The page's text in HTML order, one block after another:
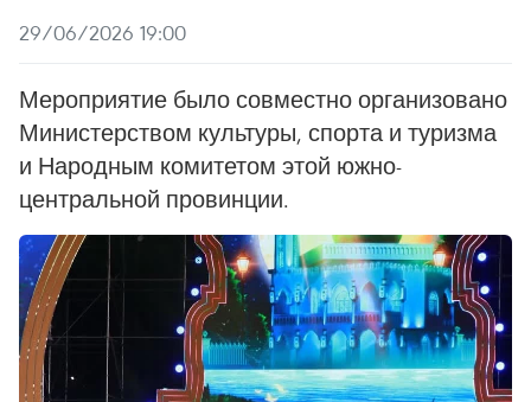
29/06/2026 19:00
Мероприятие было совместно организовано
Министерством культуры, спорта и туризма
и Народным комитетом этой южно-
центральной провинции.